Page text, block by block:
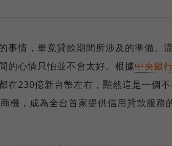
事情，畢竟貸款期間所涉及的準備、
的心情只怕並不會太好。根據中央銀
在230億新台幣左右，顯然這是一個
機，成為全台首家提供信用貸款服務